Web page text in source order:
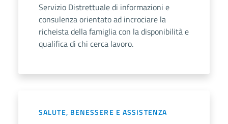
Servizio Distrettuale di informazioni e
consulenza orientato ad incrociare la
richeista della famiglia con la disponibilità e
qualifica di chi cerca lavoro.
SALUTE, BENESSERE E ASSISTENZA